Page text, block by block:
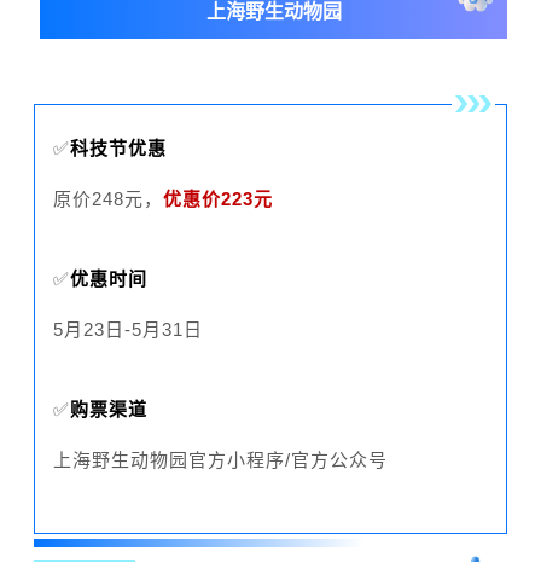
上海野生动物园
✅科技节优惠
原价248元， 优惠价223元
✅优惠时间
5月23日-5月31日
✅购票渠道
上海野生动物园官方小程序/官方公众号